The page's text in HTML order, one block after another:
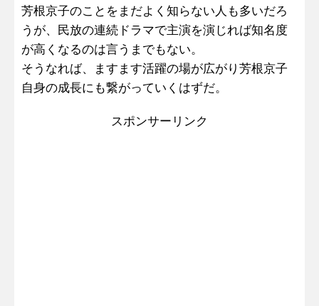
芳根京子のことをまだよく知らない人も多いだろ
うが、民放の連続ドラマで主演を演じれば知名度
が高くなるのは言うまでもない。
そうなれば、ますます活躍の場が広がり芳根京子
自身の成長にも繋がっていくはずだ。
スポンサーリンク